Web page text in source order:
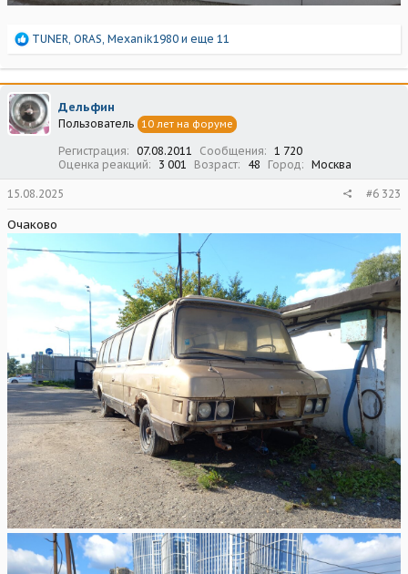
Р
а
к
ц
и
и
TUNER, ORAS, Mexanik1980 и еще 11
Дельфин
Пользователь 10 лет на форуме
Регистрация 07.08.2011 Сообщения
1 720
Оценка реакций
3 001 Возраст 48 Город Москва
15.08.2025 #6 323
Очаково